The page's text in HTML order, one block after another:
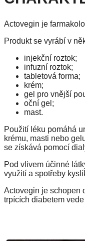
Actovegin je
Produkt se vyrábí v
injekční roztok;
infuzní roztok;
tabletová forma;
krém;
gel pro vnější
oční gel;
mast.
Použití léku pomáhá
krému, masti nebo
se získává pomocí
Pod vlivem účinné
využití a spotřeby
Actovegin je schopen
trpících diabetem